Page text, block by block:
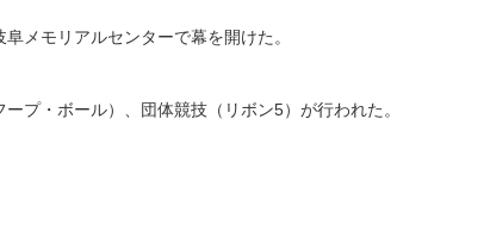
メモリアルセンターで幕を開けた。
プ・ボール）、団体競技（リボン5）が行われた。